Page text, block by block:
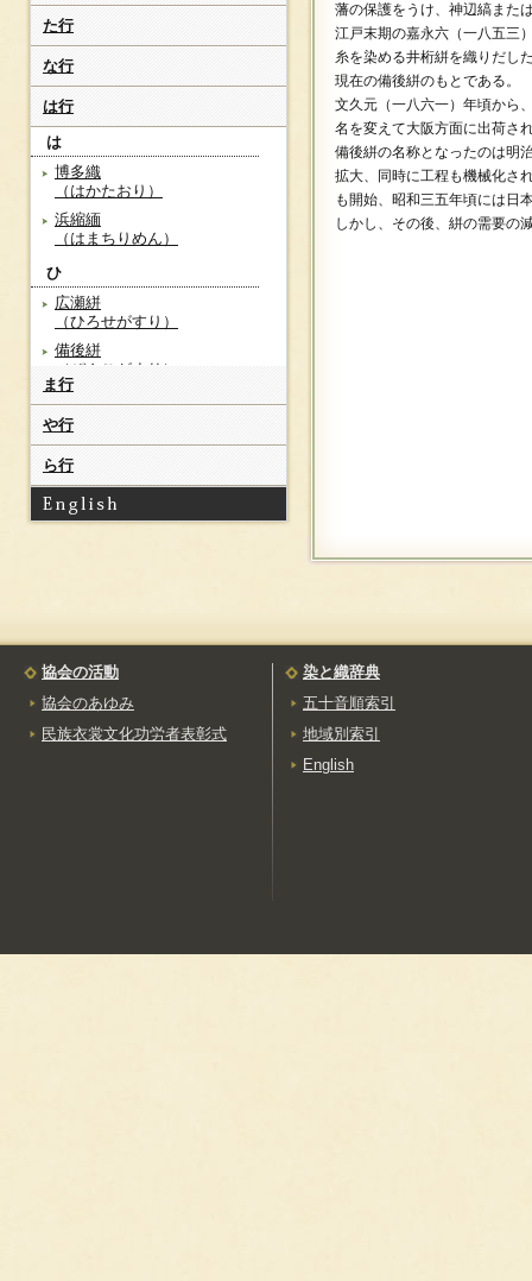
藩の保護をうけ、神辺縞また
江戸末期の嘉永六（一八五三
糸を染める井桁絣を織りだし
現在の備後絣のもとである。
文久元（一八六一）年頃から
名を変えて大阪方面に出荷さ
備後絣の名称となったのは明
拡大、同時に工程も機械化さ
も開始、昭和三五年頃には日
しかし、その後、絣の需要の
た行
な行
は行
は
博多織
（はかたおり）
浜縮緬
（はまちりめん）
ひ
広瀬絣
（ひろせがすり）
備後絣
（びんごがすり）
ふ
福光麻布
へ
紅花紬
本塩沢
（ほんしおざわ）
ま行
や行
ら行
協会の活動
協会のあゆみ
民族衣裳文化功労者表彰式
染と織辞典
五十音順索引
地域別索引
English